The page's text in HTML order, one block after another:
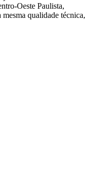
Oeste Paulista,
qualidade técnica,